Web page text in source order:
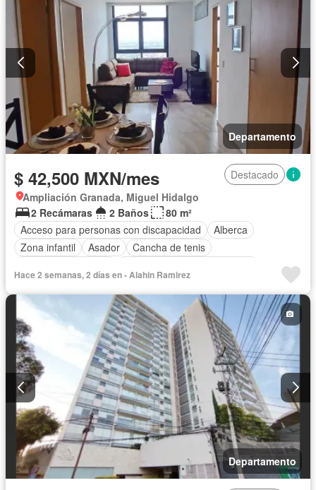
Sala polivalente Sauna
Seguridad
Completamente amueblado
Departamento
$ 42,500 MXN/mes
Destacado
Ampliación Granada, Miguel Hidalgo
2 Recámaras
2 Baños
80 m²
Acceso para personas con discapacidad
Alberca
Zona infantil
Asador
Cancha de tenis
Cocina equipada
Cocina integral
Cuarto de servicio
Elevador
Estacionamiento Gas natural
Gimnasio
Jacuzzi
Despacho
Recámara con closet
Sala polivalente
Sauna
Seguridad
Completamente amueblado
Hace 2 semanas, 2 días en - Alahin Ramirez
Departamento